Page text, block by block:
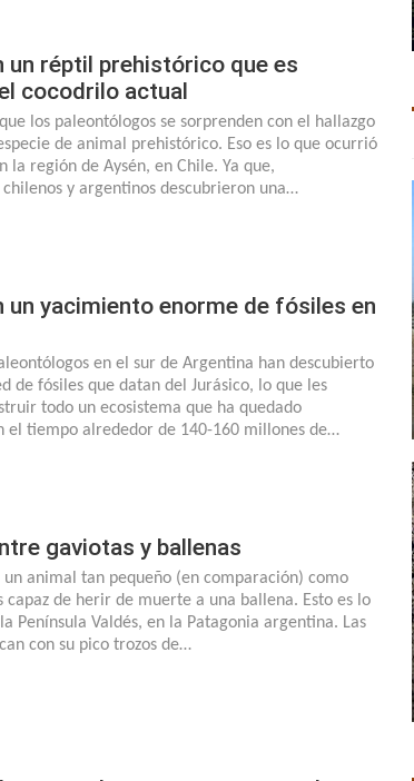
un réptil prehistórico que es
cocodrilo actual
los paleontólogos se sorprenden con el hallazgo
de animal prehistórico. Eso es lo que ocurrió
la región de Aysén, en Chile. Ya que,
y argentinos descubrieron una…
un yacimiento enorme de fósiles en
en el sur de Argentina han descubierto
de fósiles que datan del Jurásico, lo que les
todo un ecosistema que ha quedado
el tiempo alrededor de 140-160 millones de…
gaviotas y ballenas
un animal tan pequeño (en comparación) como
capaz de herir de muerte a una ballena. Esto es lo
Península Valdés, en la Patagonia argentina. Las
con su pico trozos de…